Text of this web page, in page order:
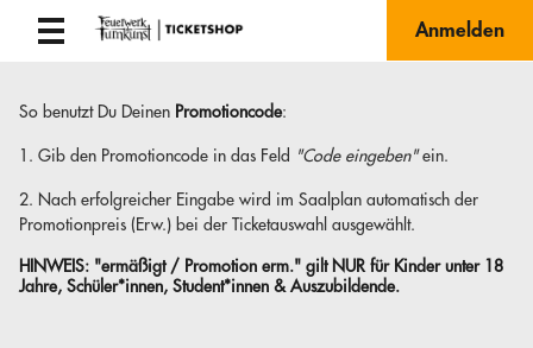
Anmelden
So benutzt Du Deinen Promotioncode:
1. Gib den Promotioncode in das Feld "Code eingeben"ein.
2. Nach erfolgreicher Eingabe wird im Saalplan automatisch der
Promotionpreis (Erw.) bei der Ticketauswahl ausgewählt.
HINWEIS: "ermäßigt / Promotion erm." gilt NUR für Kinder unter 18
Jahre, Schüler*innen, Student*innen & Auszubildende.